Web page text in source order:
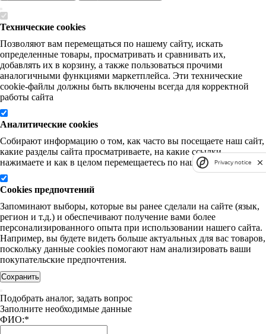
Технические cookies
Позволяют вам перемещаться по нашему сайту, искать
определенные товары, просматривать и сравнивать их,
добавлять их в корзину, а также пользоваться прочими
аналогичными функциями маркетплейса. Эти технические
cookie-файлы должны быть включены всегда для корректной
работы сайта
Аналитические cookies
Собирают информацию о том, как часто вы посещаете наш сайт,
какие разделы сайта просматриваете, на какие ссылки
нажимаете и как в целом перемещаетесь по нашему сайту.
Cookies предпочтений
Запоминают выборы, которые вы ранее сделали на сайте (язык,
регион и т.д.) и обеспечивают получение вами более
персонализированного опыта при использовании нашего сайта.
Например, вы будете видеть больше актуальных для вас товаров,
поскольку данные cookies помогают нам анализировать ваши
покупательские предпочтения.
Сохранить
Подобрать аналог, задать вопрос
Заполните необходимые данные
ФИО:*
Privacy notice